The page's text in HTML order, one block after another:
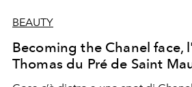
BEAUTY
Becoming the Chanel face,
Thomas du Pré de Saint